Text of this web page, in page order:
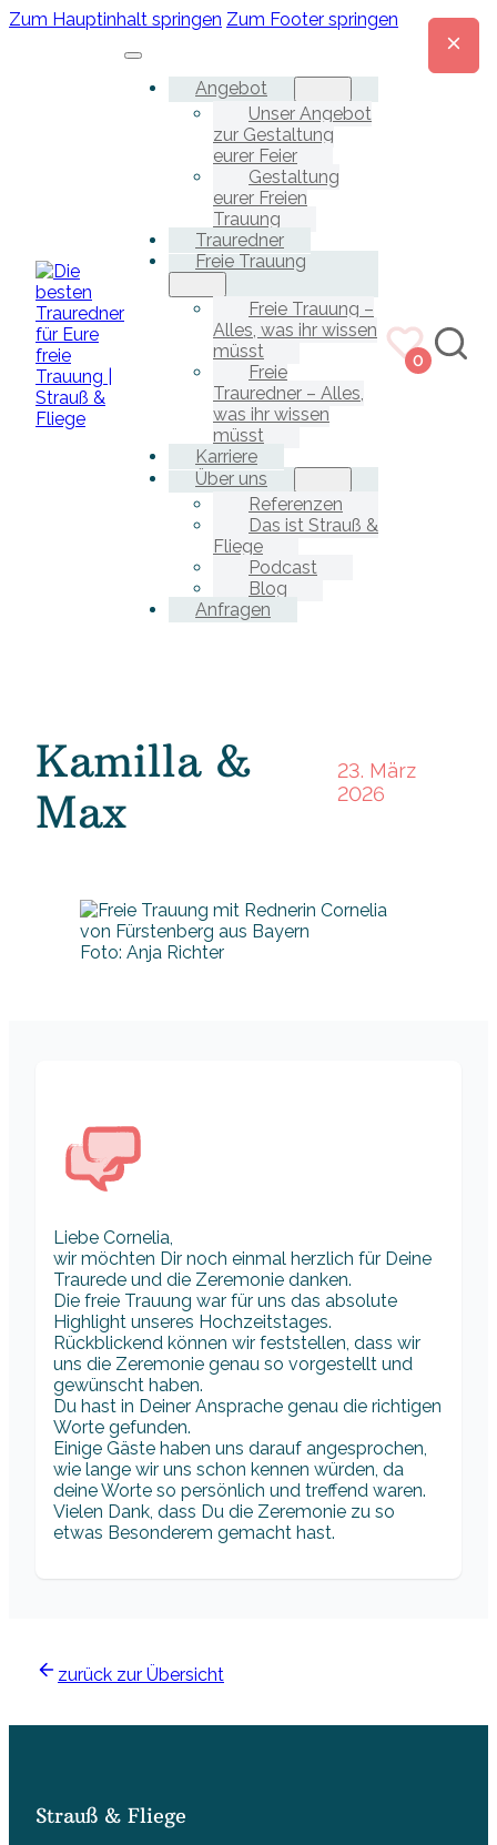
Zum Hauptinhalt springen Zum Footer springen
Angebot
Unser Angebot
zur Gestaltung
eurer Feier
Gestaltung
eurer Freien
Trauung
Trauredner
Freie Trauung
Freie Trauung –
Alles, was ihr wissen
müsst
Freie
Trauredner – Alles,
was ihr wissen
müsst
Karriere
Über uns
Referenzen
Das ist Strauß &
Fliege
Podcast
Blog
Anfragen
0
Kamilla &
Max
23. März
2026
Foto: Anja Richter
Liebe Cornelia,
wir möchten Dir noch einmal herzlich für Deine
Traurede und die Zeremonie danken.
Die freie Trauung war für uns das absolute
Highlight unseres Hochzeitstages.
Rückblickend können wir feststellen, dass wir
uns die Zeremonie genau so vorgestellt und
gewünscht haben.
Du hast in Deiner Ansprache genau die richtigen
Worte gefunden.
Einige Gäste haben uns darauf angesprochen,
wie lange wir uns schon kennen würden, da
deine Worte so persönlich und treffend waren.
Vielen Dank, dass Du die Zeremonie zu so
etwas Besonderem gemacht hast.
zurück zur Übersicht
Strauß & Fliege